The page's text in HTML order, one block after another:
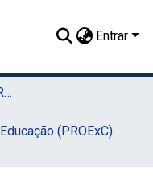
Entrar
01. Universidade Federal Rural de Pernambuco - UFRPE (Sede)
Educação (PROExC)